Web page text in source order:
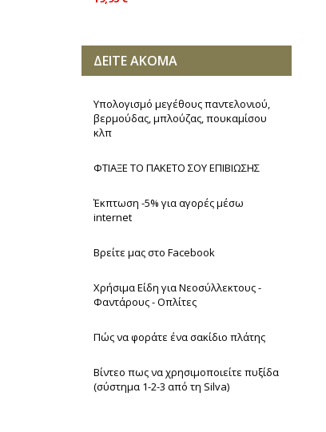
ΔΕΙΤΕ ΑΚΟΜΑ
Υπολογισμό μεγέθους παντελονιού,
βερμούδας, μπλούζας, πουκαμίσου
κλπ
ΦΤΙΑΞΕ ΤΟ ΠΑΚΕΤΟ ΣΟΥ ΕΠΙΒΙΩΣΗΣ
Έκπτωση -5% για αγορές μέσω
internet
Βρείτε μας στο Facebook
Χρήσιμα Είδη για Νεοσύλλεκτους -
Φαντάρους - Οπλίτες
Πώς να φοράτε ένα σακίδιο πλάτης
Βίντεο πως να χρησιμοποιείτε πυξίδα
(σύστημα 1-2-3 από τη Silva)